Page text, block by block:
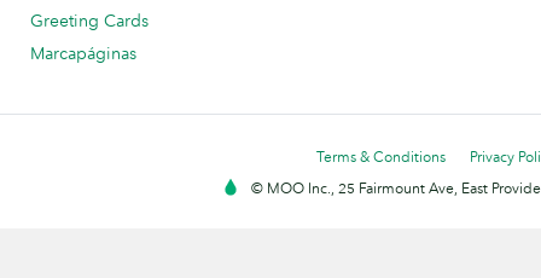
Greeting Cards
Marcapáginas
Terms & Conditions
Privacy
© MOO Inc., 25 Fairmount Ave, East